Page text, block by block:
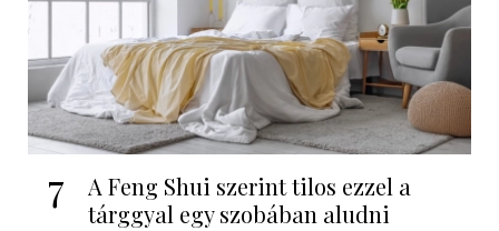
7
A Feng Shui szerint tilos ezzel a
tárggyal egy szobában aludni